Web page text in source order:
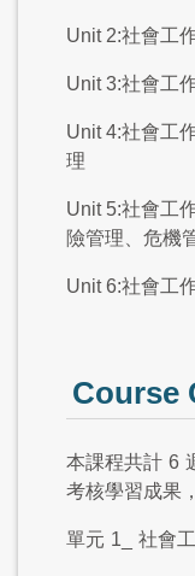
Unit 2:社會工
Unit 3:社會工
Unit 4:社會工
理
Unit 5:社會工
險管理、危機
Unit 6:社會工
Course
本課程共計 6
考核學習成果
單元 1_ 社會